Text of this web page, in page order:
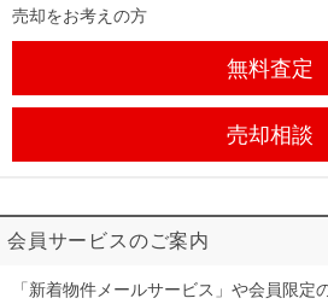
売却をお考えの方
無料査定
売却相談
会員サービスのご案内
「新着物件メールサービス」や会員限定